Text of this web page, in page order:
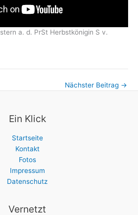
a. d. PrSt Herbstkönigin S v.
Nächster Beitrag →
Ein Klick
Startseite
Kontakt
Fotos
Impressum
Datenschutz
Vernetzt